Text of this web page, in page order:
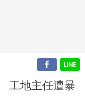
工地主任遭暴